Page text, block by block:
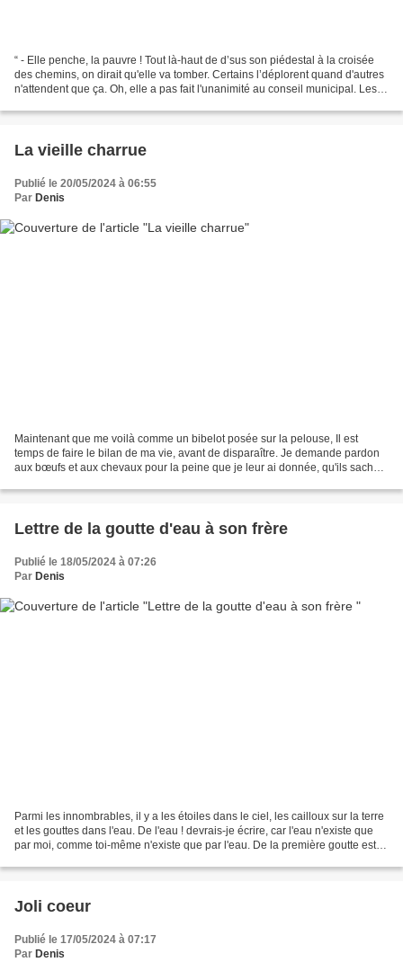
“ - Elle penche, la pauvre ! Tout là-haut de d’sus son piédestal à la croisée
des chemins, on dirait qu'elle va tomber. Certains l’déplorent quand d'autres
n'attendent que ça. Oh, elle a pas fait l'unanimité au conseil municipal. Les
La vieille charrue
Publié le 20/05/2024 à 06:55
Par Denis
Maintenant que me voilà comme un bibelot posée sur la pelouse, Il est
temps de faire le bilan de ma vie, avant de disparaître. Je demande pardon
aux bœufs et aux chevaux pour la peine que je leur ai donnée, qu'ils sachent
Lettre de la goutte d'eau à son frère
Publié le 18/05/2024 à 07:26
Par Denis
Parmi les innombrables, il y a les étoiles dans le ciel, les cailloux sur la terre
et les gouttes dans l'eau. De l'eau ! devrais-je écrire, car l'eau n'existe que
par moi, comme toi-même n'existe que par l'eau. De la première goutte est
Joli coeur
Publié le 17/05/2024 à 07:17
Par Denis